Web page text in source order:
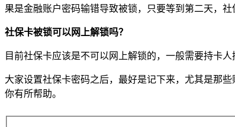
果是金融账户密码输错导致被锁，只要等到第二天，
社保卡被锁可以网上解锁吗？
目前社保卡应该是不可以网上解锁的，一般需要持卡
大家设置社保卡密码之后，最好是记下来，尤其是那
你有所帮助。